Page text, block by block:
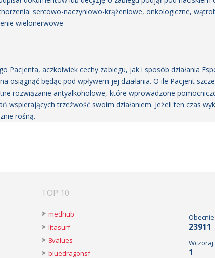
sercowo-naczyniowo-krążeniowe, onkologiczne,
wielonerwowe
Pacjenta, aczkolwiek cechy zabiegu, jak i sposób działania
osiągnąć będąc pod wpływem jej działania. O ile Pacjent
rozwiązanie antyalkoholowe, które wprowadzone
wspierających trzeźwość swoim działaniem. Jeżeli ten czas
rośną.
TOP 10
medhub
litasurf
8values
bluedragonsf
23911
1